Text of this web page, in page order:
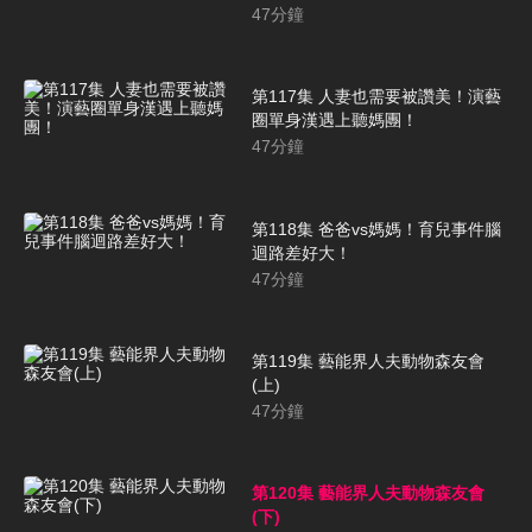
47分鐘
第117集 人妻也需要被讚美！演藝
圈單身漢遇上聽媽團！
47分鐘
第118集 爸爸vs媽媽！育兒事件腦
迴路差好大！
47分鐘
第119集 藝能界人夫動物森友會
(上)
47分鐘
第120集 藝能界人夫動物森友會
(下)